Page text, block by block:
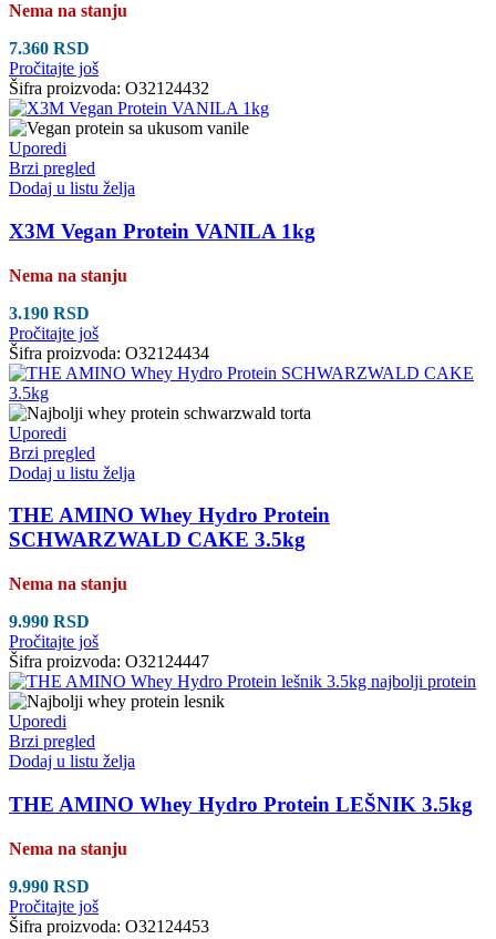
Nema na stanju
7.360 RSD
Pročitajte još
Šifra proizvoda: O32124432
Uporedi
Brzi pregled
Dodaj u listu želja
X3M Vegan Protein VANILA 1kg
Nema na stanju
3.190 RSD
Pročitajte još
Šifra proizvoda: O32124434
Uporedi
Brzi pregled
Dodaj u listu želja
THE AMINO Whey Hydro Protein
SCHWARZWALD CAKE 3.5kg
Nema na stanju
9.990 RSD
Pročitajte još
Šifra proizvoda: O32124447
Uporedi
Brzi pregled
Dodaj u listu želja
THE AMINO Whey Hydro Protein LEŠNIK 3.5kg
Nema na stanju
9.990 RSD
Pročitajte još
Šifra proizvoda: O32124453